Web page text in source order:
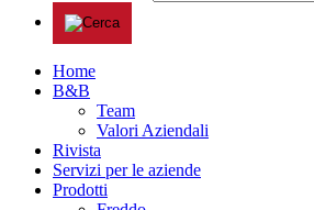
Home
B&B
Team
Valori Aziendali
Rivista
Servizi per le aziende
Prodotti